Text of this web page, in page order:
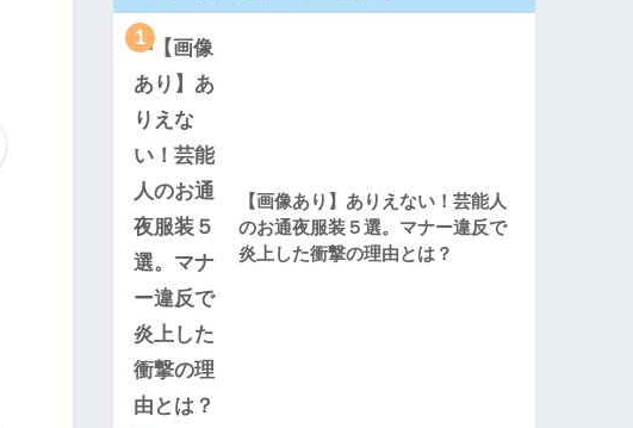
1
【画像あり】ありえない！芸能人
のお通夜服装５選。マナー違反で
炎上した衝撃の理由とは？